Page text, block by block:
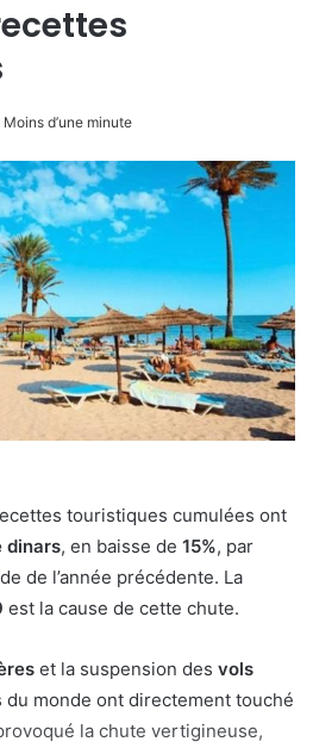
Moins d’une minute
touristiques cumulées ont
dinars, en baisse de 15%, par
de l’année précédente. La
est la cause de cette chute.
et la suspension des vols
du monde ont directement touché
la chute vertigineuse,